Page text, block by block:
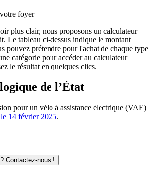
foyer
plus clair, nous proposons un calculateur
Le tableau ci-dessus indique le montant
pouvez prétendre pour l'achat de chaque type
catégorie pour accéder au calculateur
le résultat en quelques clics.
de l’État
pour un vélo à assistance électrique (VAE)
14 février 2025.
Contactez-nous !